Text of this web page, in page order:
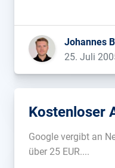
Johannes
25. Juli
Kostenloser
Google vergibt an
über 25 EUR....